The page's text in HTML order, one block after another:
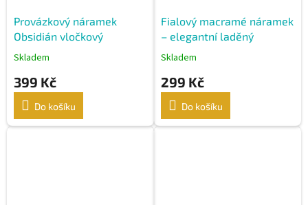
Provázkový náramek
Obsidián vločkový
Skladem
399 Kč
Do košíku
Fialový macramé náramek
– elegantní laděný
Skladem
299 Kč
Do košíku